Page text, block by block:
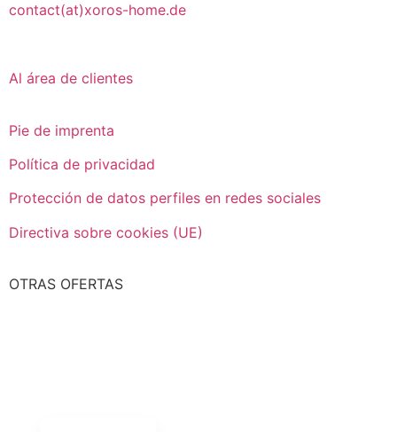
contact(at)xoros-home.de
Al área de clientes
Pie de imprenta
Política de privacidad
Protección de datos perfiles en redes sociales
Directiva sobre cookies (UE)
OTRAS OFERTAS